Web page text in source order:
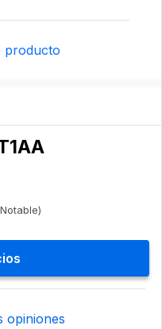
producto
opiniones